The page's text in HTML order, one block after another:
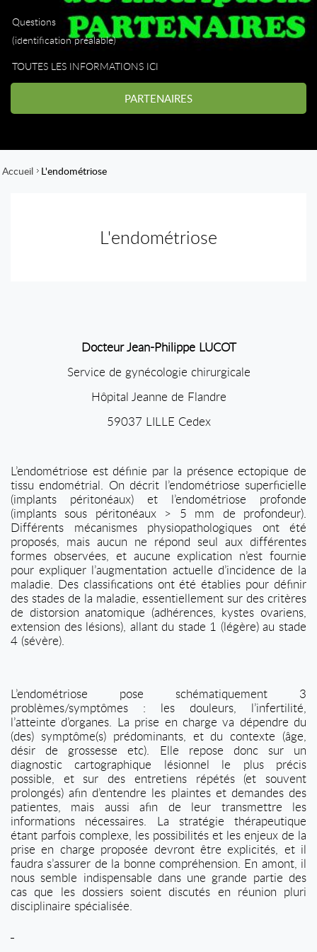
Questions
(identification préalable)
TOUTES LES INFORMATIONS ICI
PARTENAIRES
Accueil L'endométriose
L'endométriose
Docteur Jean-Philippe LUCOT
Service de gynécologie chirurgicale
Hôpital Jeanne de Flandre
59037 LILLE Cedex
L’endométriose est définie par la présence ectopique de
tissu endométrial. On décrit l’endométriose superficielle
(implants péritonéaux) et l’endométriose profonde
(implants sous péritonéaux > 5 mm de profondeur).
Différents mécanismes physiopathologiques ont été
proposés, mais aucun ne répond seul aux différentes
formes observées, et aucune explication n’est fournie
pour expliquer l’augmentation actuelle d’incidence de la
maladie. Des classifications ont été établies pour définir
des stades de la maladie, essentiellement sur des critères
de distorsion anatomique (adhérences, kystes ovariens,
extension des lésions), allant du stade 1 (légère) au stade
4 (sévère).
L’endométriose pose schématiquement 3
problèmes/symptômes : les douleurs, l’infertilité,
l’atteinte d’organes. La prise en charge va dépendre du
(des) symptôme(s) prédominants, et du contexte (âge,
désir de grossesse etc). Elle repose donc sur un
diagnostic cartographique lésionnel le plus précis
possible, et sur des entretiens répétés (et souvent
prolongés) afin d’entendre les plaintes et demandes des
patientes, mais aussi afin de leur transmettre les
informations nécessaires. La stratégie thérapeutique
étant parfois complexe, les possibilités et les enjeux de la
prise en charge proposée devront être explicités, et il
faudra s’assurer de la bonne compréhension. En amont, il
nous semble indispensable dans une grande partie des
cas que les dossiers soient discutés en réunion pluri
disciplinaire spécialisée.